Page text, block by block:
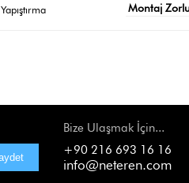
Yapıştırma Montaj
Bize Ulaşmak İçin...
+90 216 693 16 16
info@neteren.com